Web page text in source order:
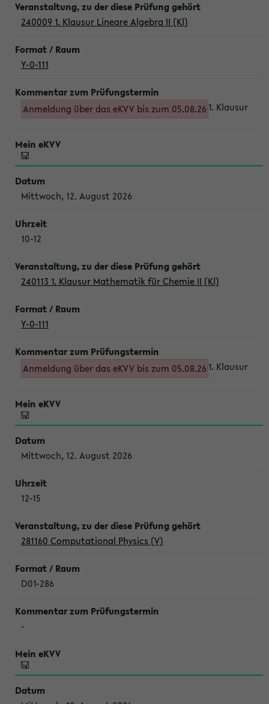
240009 1. Klausur Lineare Algebra II (Kl)
Y-0-111
Anmeldung über das eKVV bis zum 05.08.26 1. Klausur
Mittwoch, 12. August 2026
10-12
240113 1. Klausur Mathematik für Chemie II (Kl)
Y-0-111
Anmeldung über das eKVV bis zum 05.08.26 1. Klausur
Mittwoch, 12. August 2026
12-15
281160 Computational Physics (V)
D01-286
-